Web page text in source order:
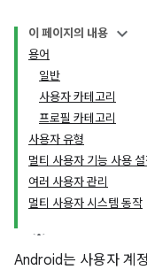
이 페이지의 내용
용어
일반
사용자 카테고리
프로필 카테고리
사용자 유형
멀티 사용자 기능 사용 설
여러 사용자 관리
멀티 사용자 시스템 동작
Android는 사용자 계